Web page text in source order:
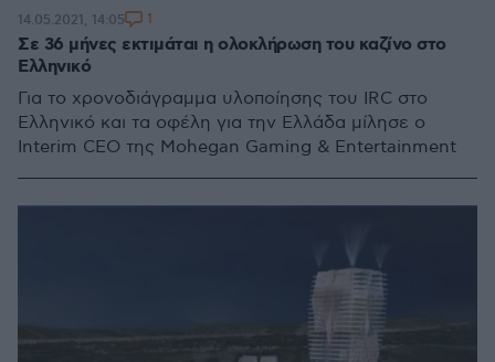
Σε 36 μήνες εκτιμάται η ολοκλήρωση του καζίνο στο
Ελληνικό
Για το χρονοδιάγραμμα υλοποίησης του IRC στο
Ελληνικό και τα οφέλη για την Ελλάδα μίλησε ο
Interim CEO της Mohegan Gaming & Entertainment
14.05.2021, 14:05 1